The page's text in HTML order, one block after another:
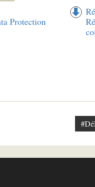
Protection